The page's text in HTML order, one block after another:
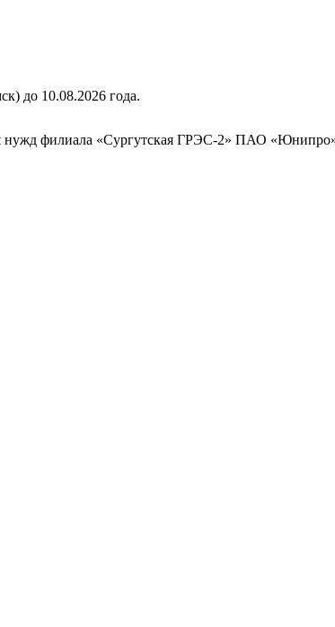
до 10.08.2026 года.
нужд филиала «Сургутская ГРЭС-2» ПАО